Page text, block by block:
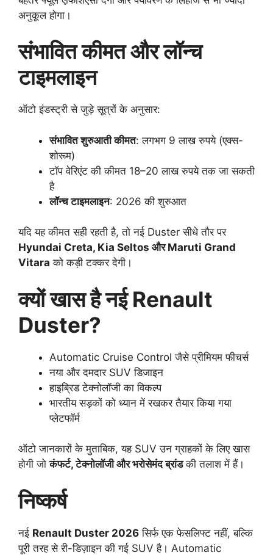
अनुकूल होगा।
संभावित कीमत और लॉन्च
टाइमलाइन
ऑटो इंडस्ट्री से जुड़े सूत्रों के अनुसार:
संभावित शुरुआती कीमत: लगभग 9 लाख रुपये (एक्स-
शोरूम)
टॉप वेरिएंट की कीमत 18–20 लाख रुपये तक जा सकती
है
लॉन्च टाइमलाइन: 2026 की शुरुआत
यदि यह कीमत सही रहती है, तो नई Duster सीधे तौर पर
Hyundai Creta, Kia Seltos और Maruti Grand
Vitara को कड़ी टक्कर देगी।
क्यों खास है नई Renault
Duster?
Automatic Cruise Control जैसे प्रीमियम फीचर्स
नया और दमदार SUV डिजाइन
हाइब्रिड टेक्नोलॉजी का विकल्प
भारतीय सड़कों को ध्यान में रखकर तैयार किया गया
प्लेटफॉर्म
ऑटो जानकारों के मुताबिक, यह SUV उन ग्राहकों के लिए खास
होगी जोकंफर्ट, टेक्नोलॉजी और भरोसेमंद ब्रांडकी तलाश में हैं।
निष्कर्ष
नई Renault Duster 2026 सिर्फ एक फेसलिफ्ट नहीं, बल्कि
पूरी तरह से री-डिज़ाइन की गई SUV है। Automatic